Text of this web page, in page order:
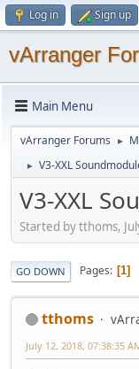
Log in Sign up
vArranger
Main Menu
vArranger Forums ►
► V3-XXL
V3-XXL
Started by tthoms,
GO DOWN Pages 1
tthoms
July 12, 2018, 07:38:35